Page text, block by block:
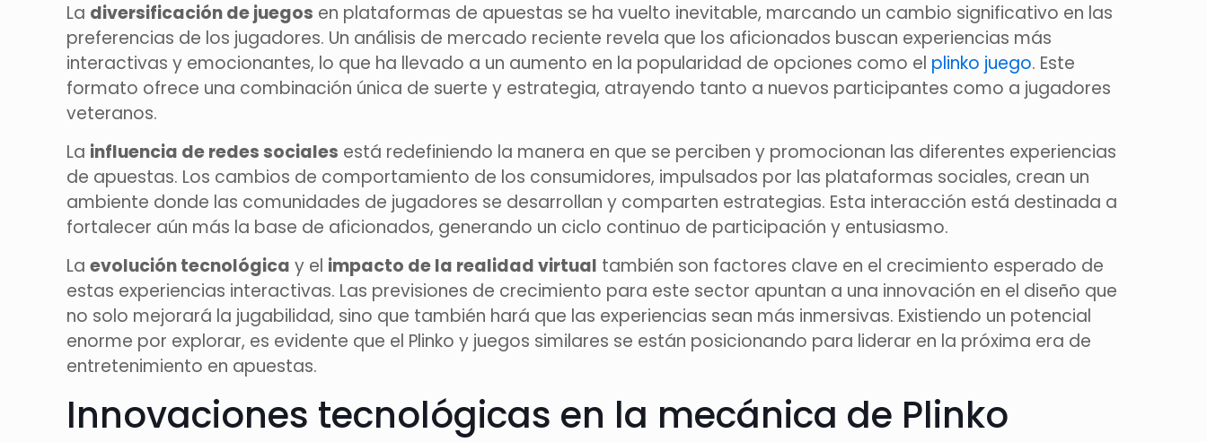
La diversificación de juegos en plataformas de apuestas se ha vuelto inevitable, marcando un cambio significativo en las
preferencias de los jugadores. Un análisis de mercado reciente revela que los aficionados buscan experiencias más
interactivas y emocionantes, lo que ha llevado a un aumento en la popularidad de opciones como el plinko juego. Este
formato ofrece una combinación única de suerte y estrategia, atrayendo tanto a nuevos participantes como a jugadores
veteranos.
La influencia de redes sociales está redefiniendo la manera en que se perciben y promocionan las diferentes experiencias
de apuestas. Los cambios de comportamiento de los consumidores, impulsados por las plataformas sociales, crean un
ambiente donde las comunidades de jugadores se desarrollan y comparten estrategias. Esta interacción está destinada a
fortalecer aún más la base de aficionados, generando un ciclo continuo de participación y entusiasmo.
La evolución tecnológica y el impacto de la realidad virtual también son factores clave en el crecimiento esperado de
estas experiencias interactivas. Las previsiones de crecimiento para este sector apuntan a una innovación en el diseño que
no solo mejorará la jugabilidad, sino que también hará que las experiencias sean más inmersivas. Existiendo un potencial
enorme por explorar, es evidente que el Plinko y juegos similares se están posicionando para liderar en la próxima era de
entretenimiento en apuestas.
Innovaciones tecnológicas en la mecánica de Plinko